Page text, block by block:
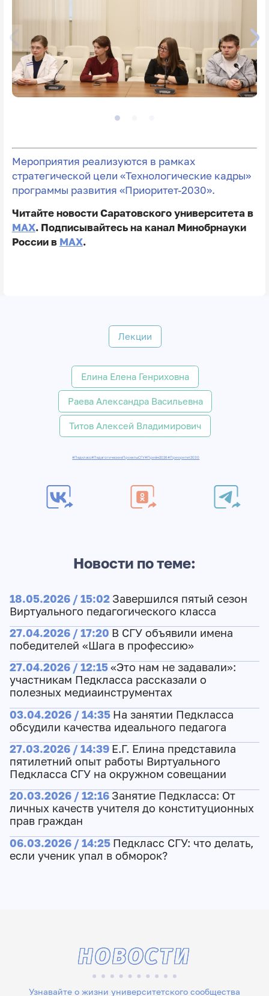
Мероприятия реализуются в рамках
стратегической цели «Технологические кадры»
программы развития «Приоритет-2030».
Читайте новости Саратовского университета в
MAX. Подписывайтесь на канал Минобрнауки
России в MAX.
Лекции
Елина Елена Генриховна
Раева Александра Васильевна
Титов Алексей Владимирович
#Педкласс#ПедагогическиеПроектыСГУ#Приём2026#Приоритет2030
Новости по теме:
18.05.2026 / 15:02 Завершился пятый сезон
Виртуального педагогического класса
27.04.2026 / 17:20 В СГУ объявили имена
победителей «Шага в профессию»
27.04.2026 / 12:15«Это нам не задавали»:
участникам Педкласса рассказали о
полезных медиаинструментах
03.04.2026 / 14:35 На занятии Педкласса
обсудили качества идеального педагога
27.03.2026 / 14:39 Е.Г. Елина представила
пятилетний опыт работы Виртуального
Педкласса СГУ на окружном совещании
20.03.2026 / 12:16 Занятие Педкласса: От
личных качеств учителя до конституционных
прав граждан
06.03.2026 / 14:25 Педкласс СГУ: что делать,
если ученик упал в обморок?
Узнавайте о жизни университетского сообщества
НОВОСТИ